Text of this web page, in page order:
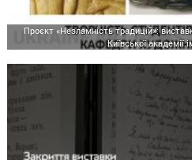
Проєкт «Незламність традицій»:
Київської академії